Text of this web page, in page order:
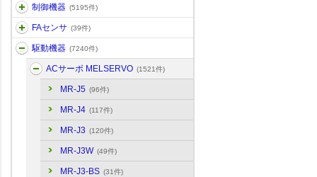
制御機器 (5195件)
FAセンサ (39件)
駆動機器 (7240件)
ACサーボ MELSERVO (1521件)
MR-J5 (96件)
MR-J4 (117件)
MR-J3 (120件)
MR-J3W (49件)
MR-J3-BS (31件)